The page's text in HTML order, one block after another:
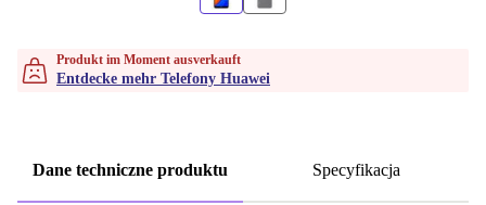
Produkt im Moment ausverkauft
Entdecke mehr Telefony Huawei
Dane techniczne produktu Specyfikacja